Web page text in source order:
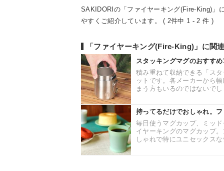
SAKIDORIの「ファイヤーキング(Fire-King)」
やすくご紹介しています。 ( 2件中 1 - 2 件 )
「ファイヤーキング(Fire-King)」に関
スタッキングマグのおすす
積み重ねて収納できる「ス
ットです。各メーカーから
まう方もいるのではないで
持ってるだけでおしゃれ。
毎日使うマグカップ、ミッ
イヤーキングのマグカップ
しゃれで特にユニセックス